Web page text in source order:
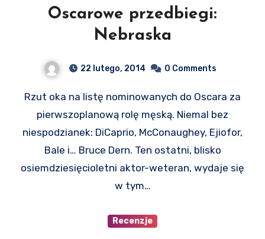
Oscarowe przedbiegi:
Nebraska
22 lutego, 2014 0 Comments
Rzut oka na listę nominowanych do Oscara za
pierwszoplanową rolę męską. Niemal bez
niespodzianek: DiCaprio, McConaughey, Ejiofor,
Bale i… Bruce Dern. Ten ostatni, blisko
osiemdziesięcioletni aktor-weteran, wydaje się
w tym…
Recenzje